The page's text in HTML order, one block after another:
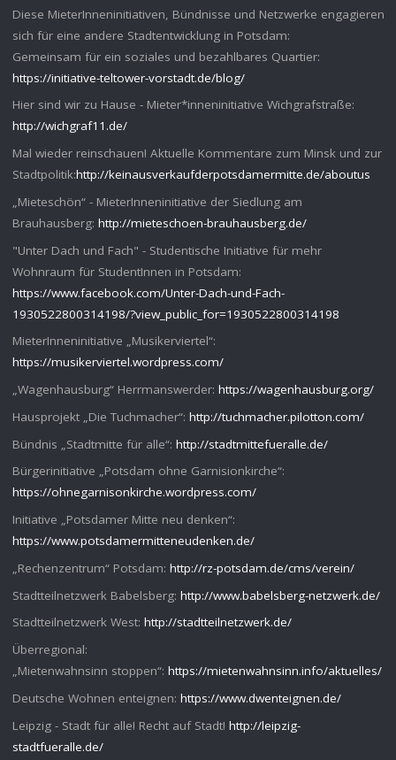
Diese MieterInneninitiativen, Bündnisse und Netzwerke engagieren
sich für eine andere Stadtentwicklung in Potsdam:
Gemeinsam für ein soziales und bezahlbares Quartier:
https://initiative-teltower-vorstadt.de/blog/
Hier sind wir zu Hause - Mieter*inneninitiative Wichgrafstraße:
http://wichgraf11.de/
Mal wieder reinschauen! Aktuelle Kommentare zum Minsk und zur
Stadtpolitik:http://keinausverkaufderpotsdamermitte.de/aboutus
„Mieteschön“ - MieterInneninitiative der Siedlung am
Brauhausberg: http://mieteschoen-brauhausberg.de/
"Unter Dach und Fach" - Studentische Initiative für mehr
Wohnraum für StudentInnen in Potsdam:
https://www.facebook.com/Unter-Dach-und-Fach-
1930522800314198/?view_public_for=1930522800314198
MieterInneninitiative „Musikerviertel“:
https://musikerviertel.wordpress.com/
„Wagenhausburg“ Herrmanswerder: https://wagenhausburg.org/
Hausprojekt „Die Tuchmacher“: http://tuchmacher.pilotton.com/
Bündnis „Stadtmitte für alle“: http://stadtmittefueralle.de/
Bürgerinitiative „Potsdam ohne Garnisionkirche“:
https://ohnegarnisonkirche.wordpress.com/
Initiative „Potsdamer Mitte neu denken“:
https://www.potsdamermitteneudenken.de/
„Rechenzentrum“ Potsdam: http://rz-potsdam.de/cms/verein/
Stadtteilnetzwerk Babelsberg: http://www.babelsberg-netzwerk.de/
Stadtteilnetzwerk West: http://stadtteilnetzwerk.de/
Überregional:
„Mietenwahnsinn stoppen“: https://mietenwahnsinn.info/aktuelles/
Deutsche Wohnen enteignen: https://www.dwenteignen.de/
Leipzig - Stadt für alle! Recht auf Stadt! http://leipzig-
stadtfueralle.de/